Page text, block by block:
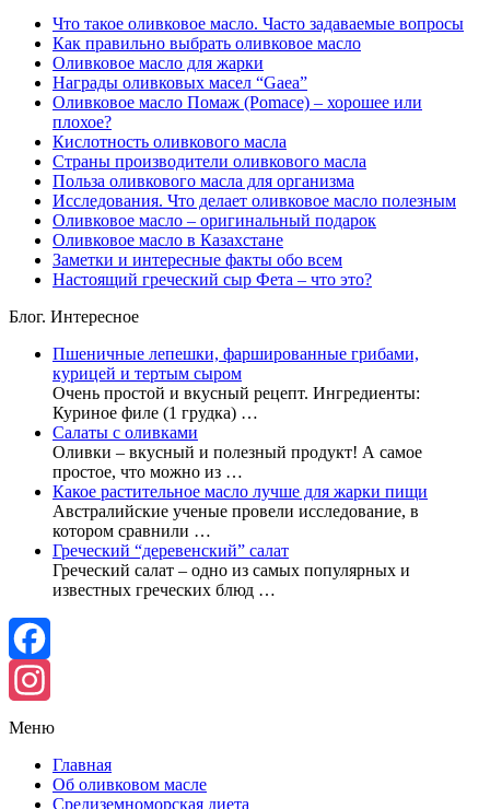
Что такое оливковое масло. Часто задаваемые вопросы
Как правильно выбрать оливковое масло
Оливковое масло для жарки
Награды оливковых масел “Gaea”
Оливковое масло Помаж (Pomace) – хорошее или
плохое?
Кислотность оливкового масла
Страны производители оливкового масла
Польза оливкового масла для организма
Исследования. Что делает оливковое масло полезным
Оливковое масло – оригинальный подарок
Оливковое масло в Казахстане
Заметки и интересные факты обо всем
Настоящий греческий сыр Фета – что это?
Блог. Интересное
Пшеничные лепешки, фаршированные грибами,
курицей и тертым сыром
Очень простой и вкусный рецепт. Ингредиенты:
Куриное филе (1 грудка) …
Салаты с оливками
Оливки – вкусный и полезный продукт! А самое
простое, что можно из …
Какое растительное масло лучше для жарки пищи
Австралийские ученые провели исследование, в
котором сравнили …
Греческий “деревенский” салат
Греческий салат – одно из самых популярных и
известных греческих блюд …
Facebook
Instagram
Меню
Главная
Об оливковом масле
Средиземноморская диета